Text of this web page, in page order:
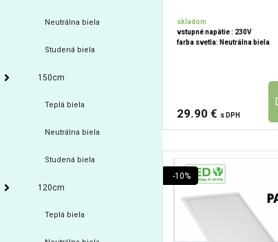
Neutrálna biela
Studená biela
150cm
Teplá biela
Neutrálna biela
Studená biela
120cm
Teplá biela
skladom
vstupné napätie : 230V
farba svetla: Neutrálna biela
29.90 € s DPH
-10%